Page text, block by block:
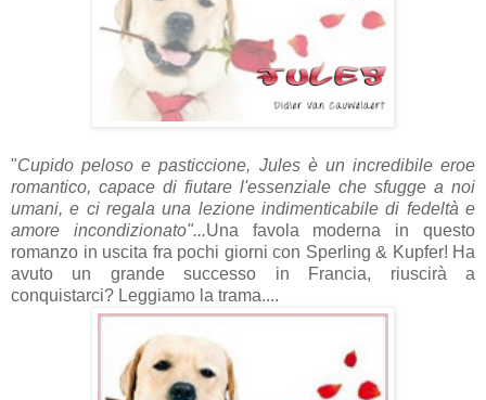
"Cupido peloso e pasticcione, Jules è un incredibile eroe
romantico, capace di fiutare l'essenziale che sfugge a noi
umani, e ci regala una lezione indimenticabile di fedeltà e
amore incondizionato"...Una favola moderna in questo
romanzo in uscita fra pochi giorni con Sperling & Kupfer! Ha
avuto un grande successo in Francia, riuscirà a
conquistarci? Leggiamo la trama....